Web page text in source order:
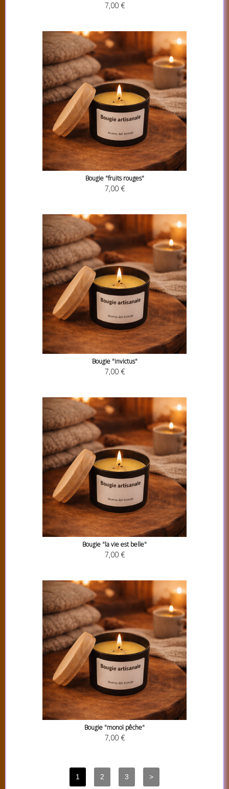
7,00 €
Bougie "fruits rouges"
7,00 €
Bougie "invictus"
7,00 €
Bougie "la vie est belle"
7,00 €
Bougie "monoï pêche"
7,00 €